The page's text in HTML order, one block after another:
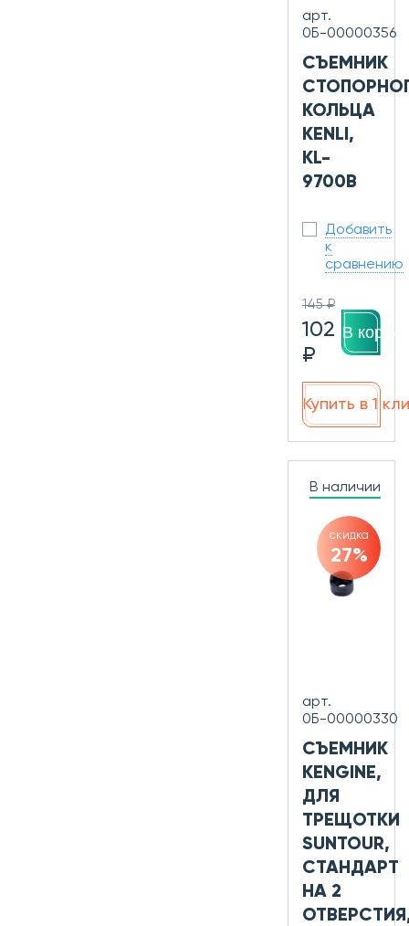
арт.
0Б-00000356
СЪЕМНИК
КОЛЬЦА
KENLI,
KL-
9700B
Добавить
к
сравнению
145 ₽
102
₽
В
Купить в 1
В наличии
скидка
27%
арт.
0Б-00000330
СЪЕМНИК
KENGINE,
ДЛЯ
ТРЕЩОТКИ
SUNTOUR,
СТАНДАРТ
НА 2